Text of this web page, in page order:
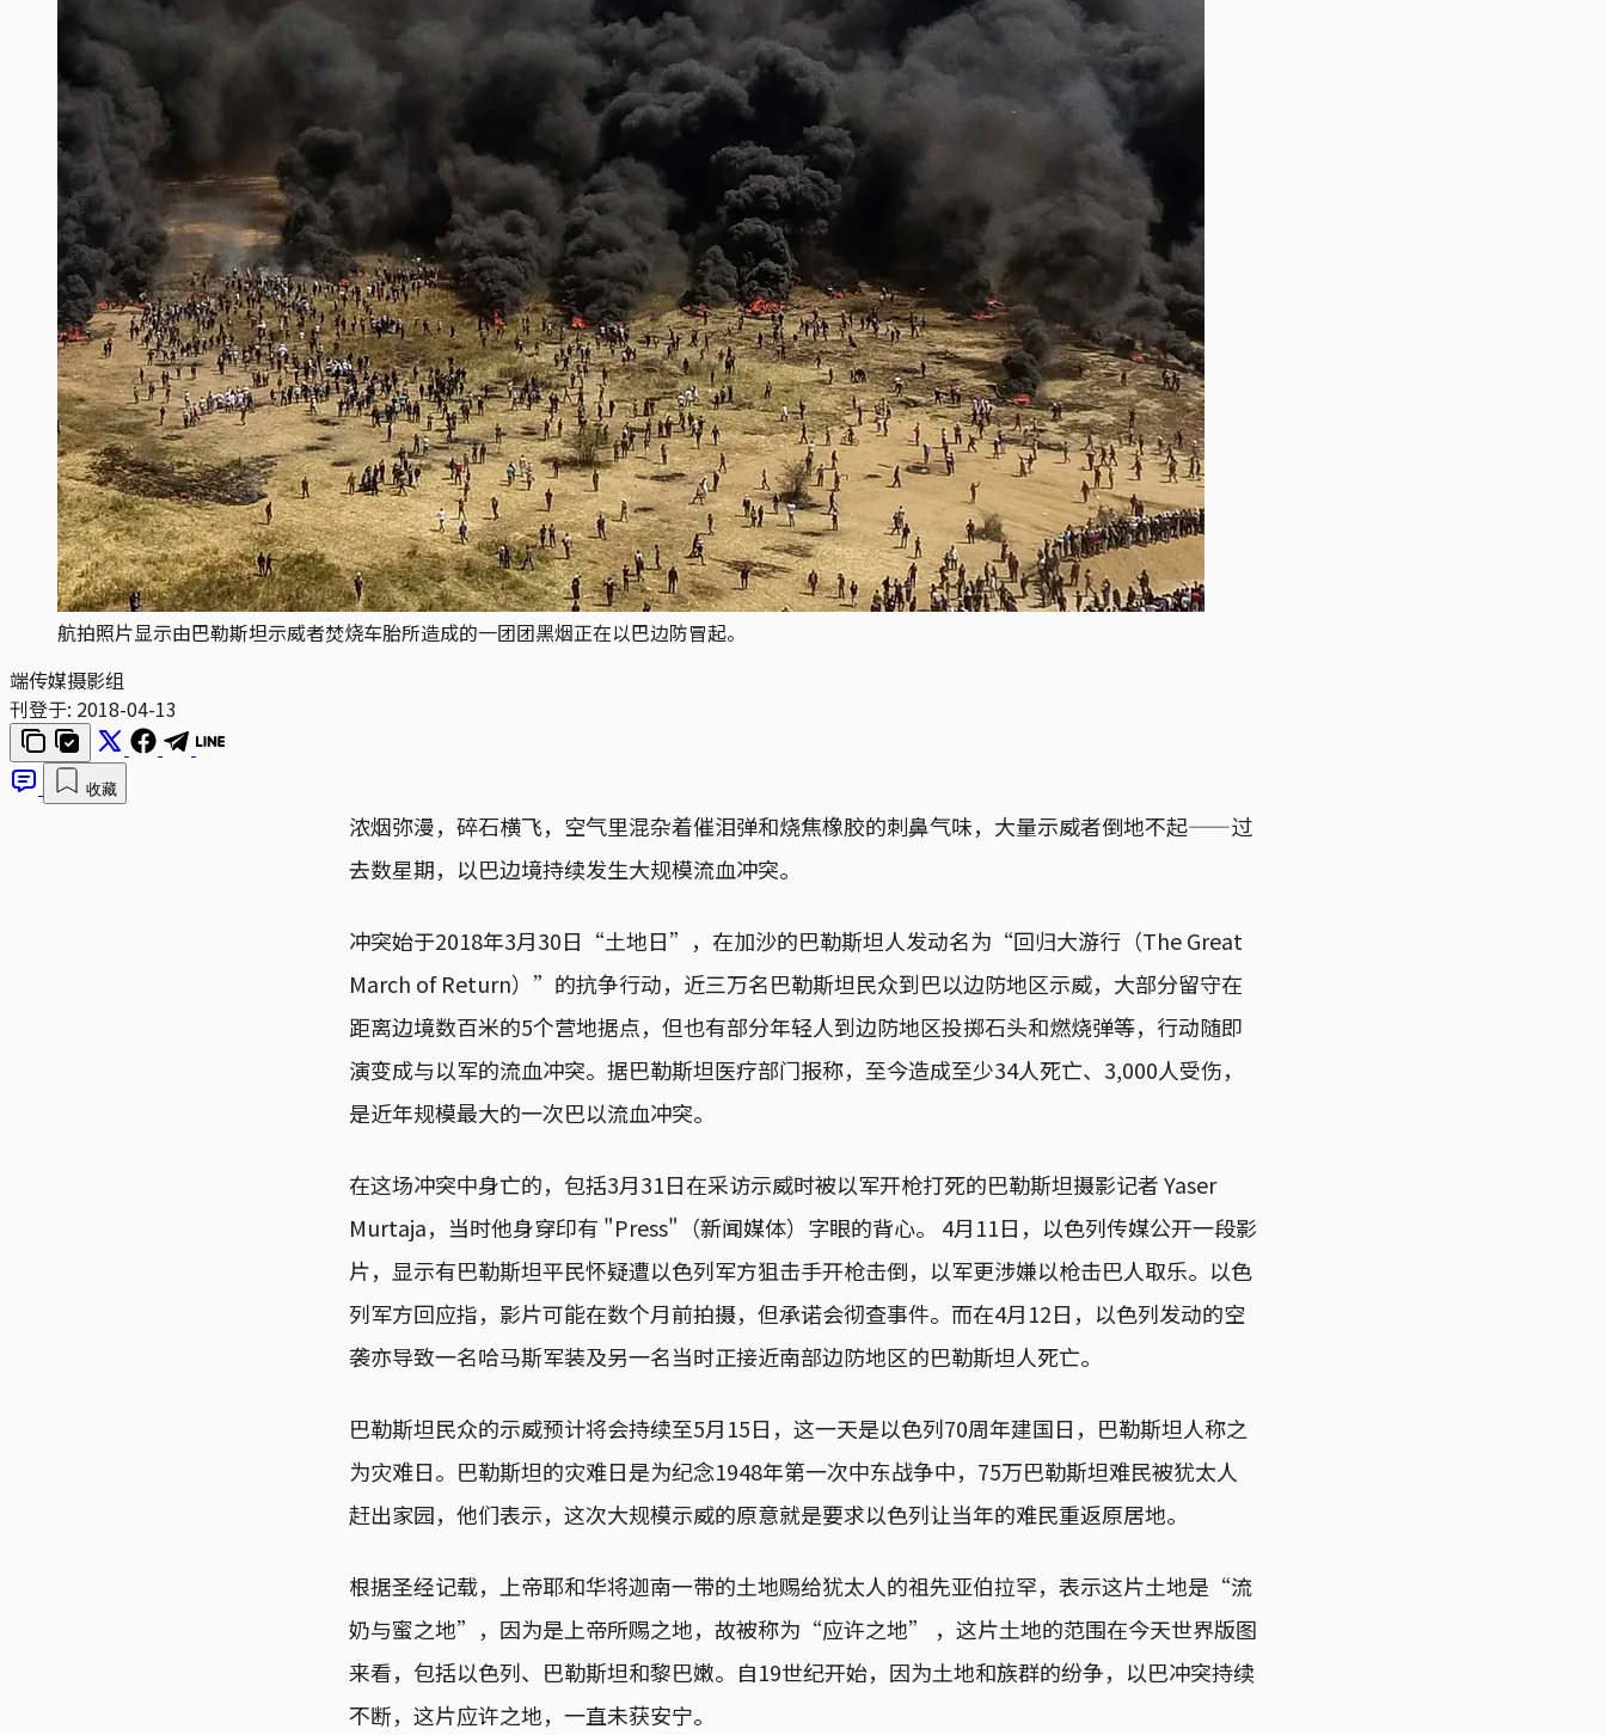
航拍照片显示由巴勒斯坦示威者焚烧车胎所造成的一团团黑烟正在以巴边防冒起。
端传媒摄影组
刊登于: 2018-04-13
收藏
浓烟弥漫，碎石横飞，空气里混杂着催泪弹和烧焦橡胶的刺鼻气味，大量示威者倒地不起——过
去数星期，以巴边境持续发生大规模流血冲突。
冲突始于2018年3月30日“土地日”，在加沙的巴勒斯坦人发动名为“回归大游行（The Great
March of Return）”的抗争行动，近三万名巴勒斯坦民众到巴以边防地区示威，大部分留守在
距离边境数百米的5个营地据点，但也有部分年轻人到边防地区投掷石头和燃烧弹等，行动随即
演变成与以军的流血冲突。据巴勒斯坦医疗部门报称，至今造成至少34人死亡、3,000人受伤，
是近年规模最大的一次巴以流血冲突。
在这场冲突中身亡的，包括3月31日在采访示威时被以军开枪打死的巴勒斯坦摄影记者 Yaser
Murtaja，当时他身穿印有 "Press"（新闻媒体）字眼的背心。 4月11日，以色列传媒公开一段影
片，显示有巴勒斯坦平民怀疑遭以色列军方狙击手开枪击倒，以军更涉嫌以枪击巴人取乐。以色
列军方回应指，影片可能在数个月前拍摄，但承诺会彻查事件。而在4月12日，以色列发动的空
袭亦导致一名哈马斯军装及另一名当时正接近南部边防地区的巴勒斯坦人死亡。
巴勒斯坦民众的示威预计将会持续至5月15日，这一天是以色列70周年建国日，巴勒斯坦人称之
为灾难日。巴勒斯坦的灾难日是为纪念1948年第一次中东战争中，75万巴勒斯坦难民被犹太人
赶出家园，他们表示，这次大规模示威的原意就是要求以色列让当年的难民重返原居地。
根据圣经记载，上帝耶和华将迦南一带的土地赐给犹太人的祖先亚伯拉罕，表示这片土地是“流
奶与蜜之地”，因为是上帝所赐之地，故被称为“应许之地” ，这片土地的范围在今天世界版图
来看，包括以色列、巴勒斯坦和黎巴嫩。自19世纪开始，因为土地和族群的纷争，以巴冲突持续
不断，这片应许之地，一直未获安宁。